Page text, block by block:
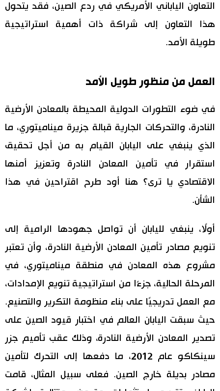
التعاون الياباني الأمريكي في ردع الصين، فقد يتحول
هذا التعاون إلى شراكة ذات أهمية استراتيجية
طويلة الأمد.
العمل من منظور طويل الأمد
في ضوء التطورات الدولية المحيطة بالمعادن الأرضية
النادرة، والتحركات الجارية قبالة جزيرة ميناميتوري، ما
الذي ينبغي على اليابان القيام به من أجل تحقيق
استقرار في تأمين المعادن النادرة وتعزيز أمنها
الاقتصادي يا ترى؟ هنا أود طرح اقتراحين في هذا
الشأن.
أولًا، ينبغي لليابان أن تواصل جهودها الرامية إلى
تنويع مصادر تأمين المعادن الأرضية النادرة، وأن تعتبر
مشروع هذه المعادن في منطقة ميناميتوري، في
المرحلة الحالية، جزءًا من استراتيجية تنويع الإمدادات،
مع العمل تدريجيًا على بناء منظومة التكرير والتصنيع.
حيث سبقت اليابان العالم في اختبار قيود الصين على
تصدير المعادن الأرضية النادرة، وذلك عقب تأميم جزر
سينكاكو عام 2012، ما دفعها إلى التحرك لتأمين
مصادر بديلة خارج الصين. فعلى سبيل المثال، قامت